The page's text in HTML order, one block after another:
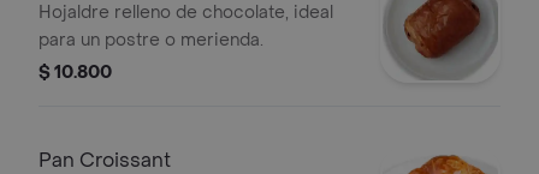
Hojaldre relleno de chocolate, ideal
para un postre o merienda.
$ 10.800
Pan Croissant